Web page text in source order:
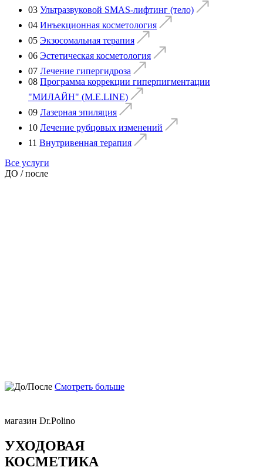
03 Ультразвуковой SMAS-лифтинг (тело)
04 Инъекционная косметология
05 Экзосомальная терапия
06 Эстетическая косметология
07 Лечение гипергидроза
08 Программа коррекции гиперпигментации
"МИЛАЙН" (M.E.LINE)
09 Лазерная эпиляция
10 Лечение рубцовых изменений
11 Внутривенная терапия
Все услуги
ДО / после
Смотреть больше
магазин Dr.Polino
УХОДОВАЯ
КОСМЕТИКА